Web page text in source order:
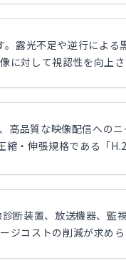
露光不足や逆行による
に対して視認性を向上
品質な映像配信への
縮・伸張規格である「
断装置、放送機器、監
ジコストの削減が求め